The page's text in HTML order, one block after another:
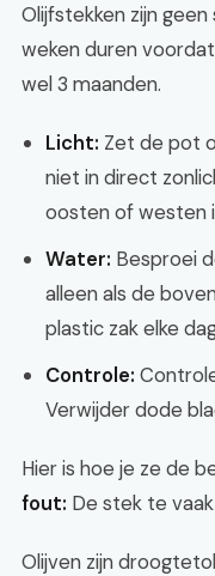
Olijfstekken zijn
weken duren
wel 3 maanden.
Licht: Zet de pot
niet in direct
oosten of westen
Water: Besproei
alleen als de
plastic zak elke
Controle:
Verwijder dode
Hier is hoe je ze de
fout: De stek te
Olijven zijn